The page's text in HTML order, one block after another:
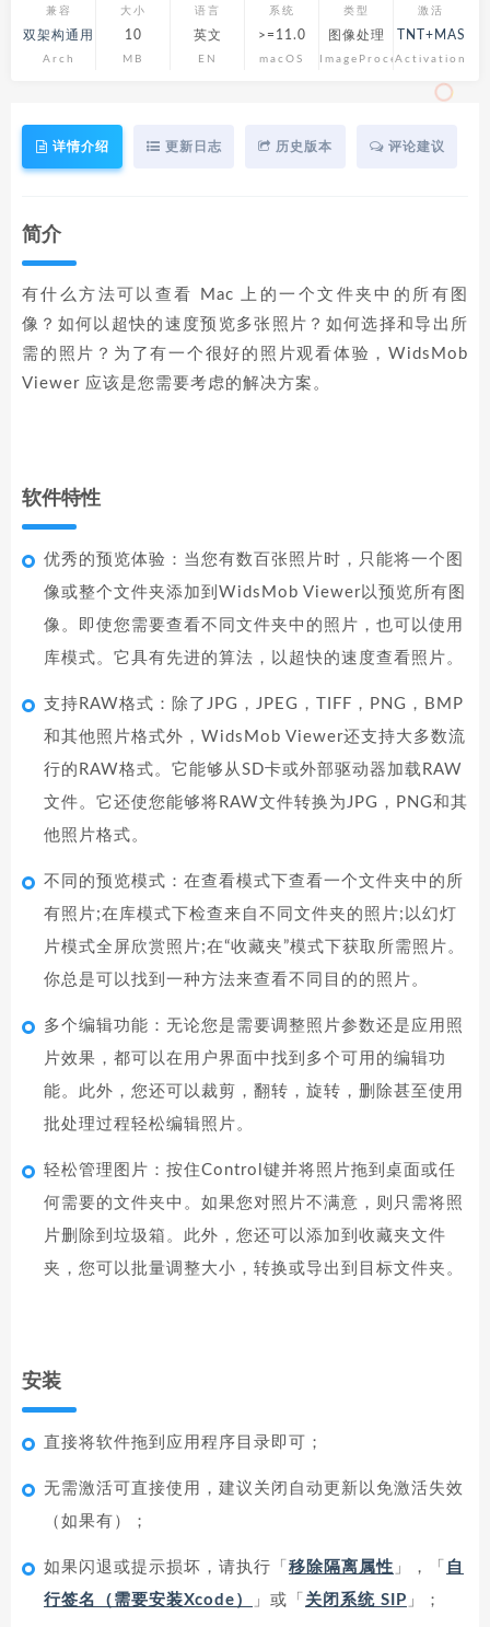
兼容
双架构通用
Arch
大小
10
MB
语言
英文
EN
系统
>=11.0
macOS
类型
图像处理
ImageProcess
激活
TNT+MAS
Activation
详情介绍 更新日志 历史版本 评论建议
简介
有什么方法可以查看 Mac 上的一个文件夹中的所有图
像？如何以超快的速度预览多张照片？如何选择和导出所
需的照片？为了有一个很好的照片观看体验，WidsMob
Viewer 应该是您需要考虑的解决方案。
软件特性
优秀的预览体验：当您有数百张照片时，只能将一个图
像或整个文件夹添加到WidsMob Viewer以预览所有图
像。即使您需要查看不同文件夹中的照片，也可以使用
库模式。它具有先进的算法，以超快的速度查看照片。
支持RAW格式：除了JPG，JPEG，TIFF，PNG，BMP
和其他照片格式外，WidsMob Viewer还支持大多数流
行的RAW格式。它能够从SD卡或外部驱动器加载RAW
文件。它还使您能够将RAW文件转换为JPG，PNG和其
他照片格式。
不同的预览模式：在查看模式下查看一个文件夹中的所
有照片;在库模式下检查来自不同文件夹的照片;以幻灯
片模式全屏欣赏照片;在“收藏夹”模式下获取所需照片。
你总是可以找到一种方法来查看不同目的的照片。
多个编辑功能：无论您是需要调整照片参数还是应用照
片效果，都可以在用户界面中找到多个可用的编辑功
能。此外，您还可以裁剪，翻转，旋转，删除甚至使用
批处理过程轻松编辑照片。
轻松管理图片：按住Control键并将照片拖到桌面或任
何需要的文件夹中。如果您对照片不满意，则只需将照
片删除到垃圾箱。此外，您还可以添加到收藏夹文件
夹，您可以批量调整大小，转换或导出到目标文件夹。
安装
直接将软件拖到应用程序目录即可；
无需激活可直接使用，建议关闭自动更新以免激活失效
（如果有）；
如果闪退或提示损坏，请执行「 移除隔离属性 」，「 自
行签名（需要安装Xcode）
」或「 关闭系统 SIP 」；